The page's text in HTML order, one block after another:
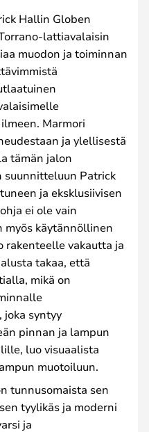
Hallin Globen
lattiavalaisin
muodon ja toiminnan
Marmori
ja ylellisestä
tämän jalon
suunnitteluun Patrick
ja eksklusiivisen
ei ole vain
myös käytännöllinen
rakenteelle vakautta ja
takaa, että
mikä on
joka syntyy
pinnan ja lampun
luo visuaalista
muotoiluun.
tunnusomaista sen
tyylikäs ja moderni
ja